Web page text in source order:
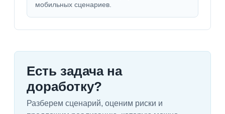
мобильных сценариев.
Есть задача на
доработку?
Разберем сценарий, оценим риски и